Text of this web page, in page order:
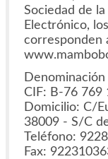
Sociedad de
Electrónico,
corresponden
Denominación
CIF: B-76 769
Domicilio: C/
38009 - S/C
Teléfono:
Fax: